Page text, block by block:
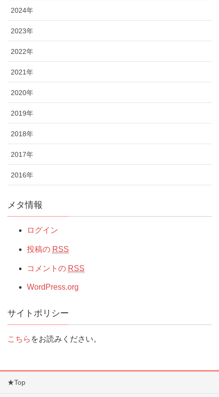
2024年
2023年
2022年
2021年
2020年
2019年
2018年
2017年
2016年
メタ情報
ログイン
投稿の RSS
コメントの RSS
WordPress.org
サイトポリシー
こちら をお読みください。
★Top